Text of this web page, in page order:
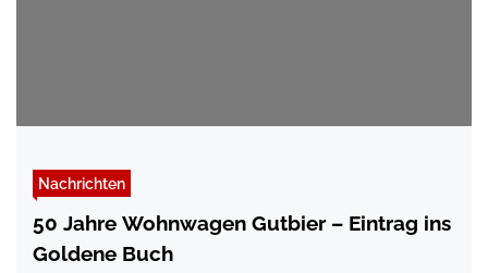
Nachrichten
50 Jahre Wohnwagen Gutbier – Eintrag ins
Goldene Buch